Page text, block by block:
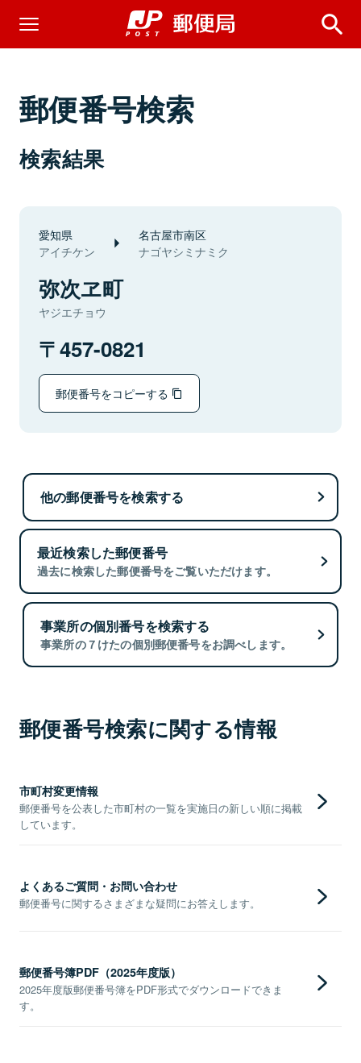
郵便番号検索
検索結果
愛知県
アイチケン
名古屋市南区
ナゴヤシミナミク
弥次ヱ町
ヤジエチョウ
457-0821
郵便番号をコピーする
他の郵便番号を検索する
最近検索した郵便番号
過去に検索した郵便番号をご覧いただけます。
事業所の個別番号を検索する
事業所の７けたの個別郵便番号をお調べします。
郵便番号検索に関する情報
市町村変更情報
郵便番号を公表した市町村の一覧を実施日の新しい順に掲載
しています。
よくあるご質問・お問い合わせ
郵便番号に関するさまざまな疑問にお答えします。
郵便番号簿PDF（2025年度版）
2025年度版郵便番号簿をPDF形式でダウンロードできま
す。